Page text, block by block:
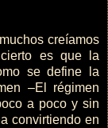
creíamos
es que la
se define la
–El régimen
a poco y sin
convirtiendo en